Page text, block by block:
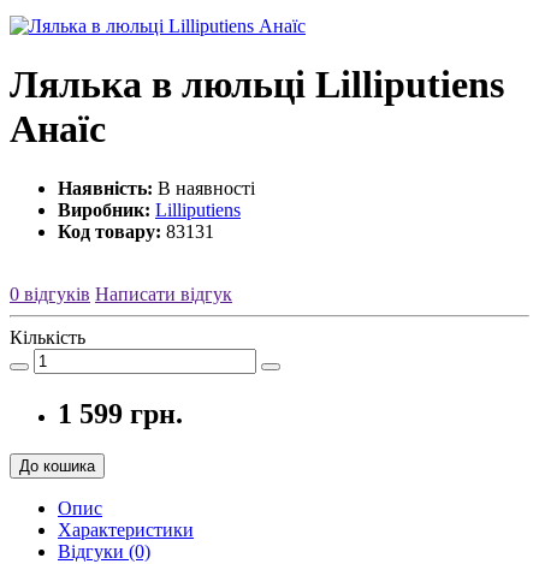
Лялька в люльці Lilliputiens
Анаїс
Наявність: В наявності
Виробник: Lilliputiens
Код товару: 83131
0 відгуків Написати відгук
Кількість
1 599 грн.
До кошика
Опис
Характеристики
Відгуки (0)